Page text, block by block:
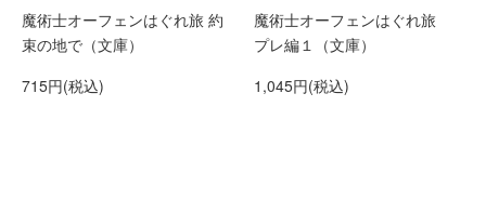
魔術士オーフェンはぐれ旅 約
束の地で（文庫）
715円(税込)
魔術士オーフェンはぐれ旅
プレ編１（文庫）
1,045円(税込)